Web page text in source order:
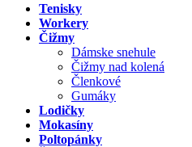
Tenisky
Workery
Čižmy
Dámske snehule
Čižmy nad kolená
Členkové
Gumáky
Lodičky
Mokasíny
Poltopánky